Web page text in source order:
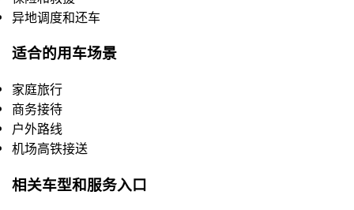
异地调度和还车
适合的用车场景
家庭旅行
商务接待
户外路线
机场高铁接送
相关车型和服务入口